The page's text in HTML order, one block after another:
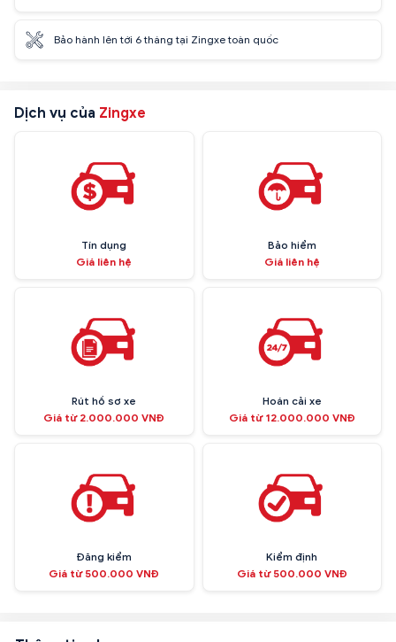
Bảo hành lên tới 6 tháng tại Zingxe toàn quốc
Dịch vụ của Zingxe
Tín dụng
Giá liên hệ
Bảo hiểm
Giá liên hệ
Rút hồ sơ xe
Giá từ 2.000.000 VNĐ
Hoán cải xe
Giá từ 12.000.000 VNĐ
Đăng kiểm
Giá từ 500.000 VNĐ
Kiểm định
Giá từ 500.000 VNĐ